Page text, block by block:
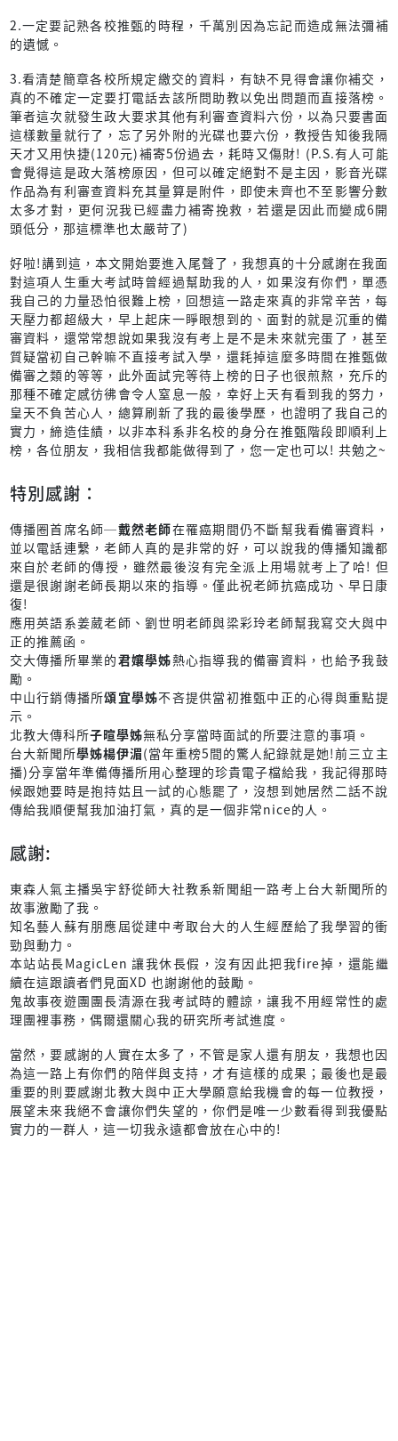
2.一定要記熟各校推甄的時程，千萬別因為忘記而造成無法彌補
的遺憾。
3.看清楚簡章各校所規定繳交的資料，有缺不見得會讓你補交，
真的不確定一定要打電話去該所問助教以免出問題而直接落榜。
筆者這次就發生政大要求其他有利審查資料六份，以為只要書面
這樣數量就行了，忘了另外附的光碟也要六份，教授告知後我隔
天才又用快捷(120元)補寄5份過去，耗時又傷財! (P.S.有人可能
會覺得這是政大落榜原因，但可以確定絕對不是主因，影音光碟
作品為有利審查資料充其量算是附件，即使未齊也不至影響分數
太多才對，更何況我已經盡力補寄挽救，若還是因此而變成6開
頭低分，那這標準也太嚴苛了)
好啦!講到這，本文開始要進入尾聲了，我想真的十分感謝在我面
對這項人生重大考試時曾經過幫助我的人，如果沒有你們，單憑
我自己的力量恐怕很難上榜，回想這一路走來真的非常辛苦，每
天壓力都超級大，早上起床一睜眼想到的、面對的就是沉重的備
審資料，還常常想說如果我沒有考上是不是未來就完蛋了，甚至
質疑當初自己幹嘛不直接考試入學，還耗掉這麼多時間在推甄做
備審之類的等等，此外面試完等待上榜的日子也很煎熬，充斥的
那種不確定感彷彿會令人窒息一般，幸好上天有看到我的努力，
皇天不負苦心人，總算刷新了我的最後學歷，也證明了我自己的
實力，締造佳績，以非本科系非名校的身分在推甄階段即順利上
榜，各位朋友，我相信我都能做得到了，您一定也可以! 共勉之~
特別感謝：
傳播圈首席名師─戴然老師在罹癌期間仍不斷幫我看備審資料，
並以電話連繫，老師人真的是非常的好，可以說我的傳播知識都
來自於老師的傳授，雖然最後沒有完全派上用場就考上了哈! 但
還是很謝謝老師長期以來的指導。僅此祝老師抗癌成功、早日康
復!
應用英語系姜葳老師、劉世明老師與梁彩玲老師幫我寫交大與中
正的推薦函。
交大傳播所畢業的君孃學姊熱心指導我的備審資料，也給予我鼓
勵。
中山行銷傳播所頌宜學姊不吝提供當初推甄中正的心得與重點提
示。
北教大傳科所子暄學姊無私分享當時面試的所要注意的事項。
台大新聞所學姊楊伊湄(當年重榜5間的驚人紀錄就是她!前三立主
播)分享當年準備傳播所用心整理的珍貴電子檔給我，我記得那時
候跟她要時是抱持姑且一試的心態罷了，沒想到她居然二話不說
傳給我順便幫我加油打氣，真的是一個非常nice的人。
感謝:
東森人氣主播吳宇舒從師大社教系新聞組一路考上台大新聞所的
故事激勵了我。
知名藝人蘇有朋應屆從建中考取台大的人生經歷給了我學習的衝
勁與動力。
本站站長MagicLen 讓我休長假，沒有因此把我fire掉，還能繼
續在這跟讀者們見面XD 也謝謝他的鼓勵。
鬼故事夜遊團團長清源在我考試時的體諒，讓我不用經常性的處
理團裡事務，偶爾還關心我的研究所考試進度。
當然，要感謝的人實在太多了，不管是家人還有朋友，我想也因
為這一路上有你們的陪伴與支持，才有這樣的成果；最後也是最
重要的則要感謝北教大與中正大學願意給我機會的每一位教授，
展望未來我絕不會讓你們失望的，你們是唯一少數看得到我優點
實力的一群人，這一切我永遠都會放在心中的!